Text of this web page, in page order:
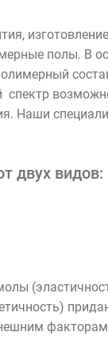
полы. В
Наши
двух видов: